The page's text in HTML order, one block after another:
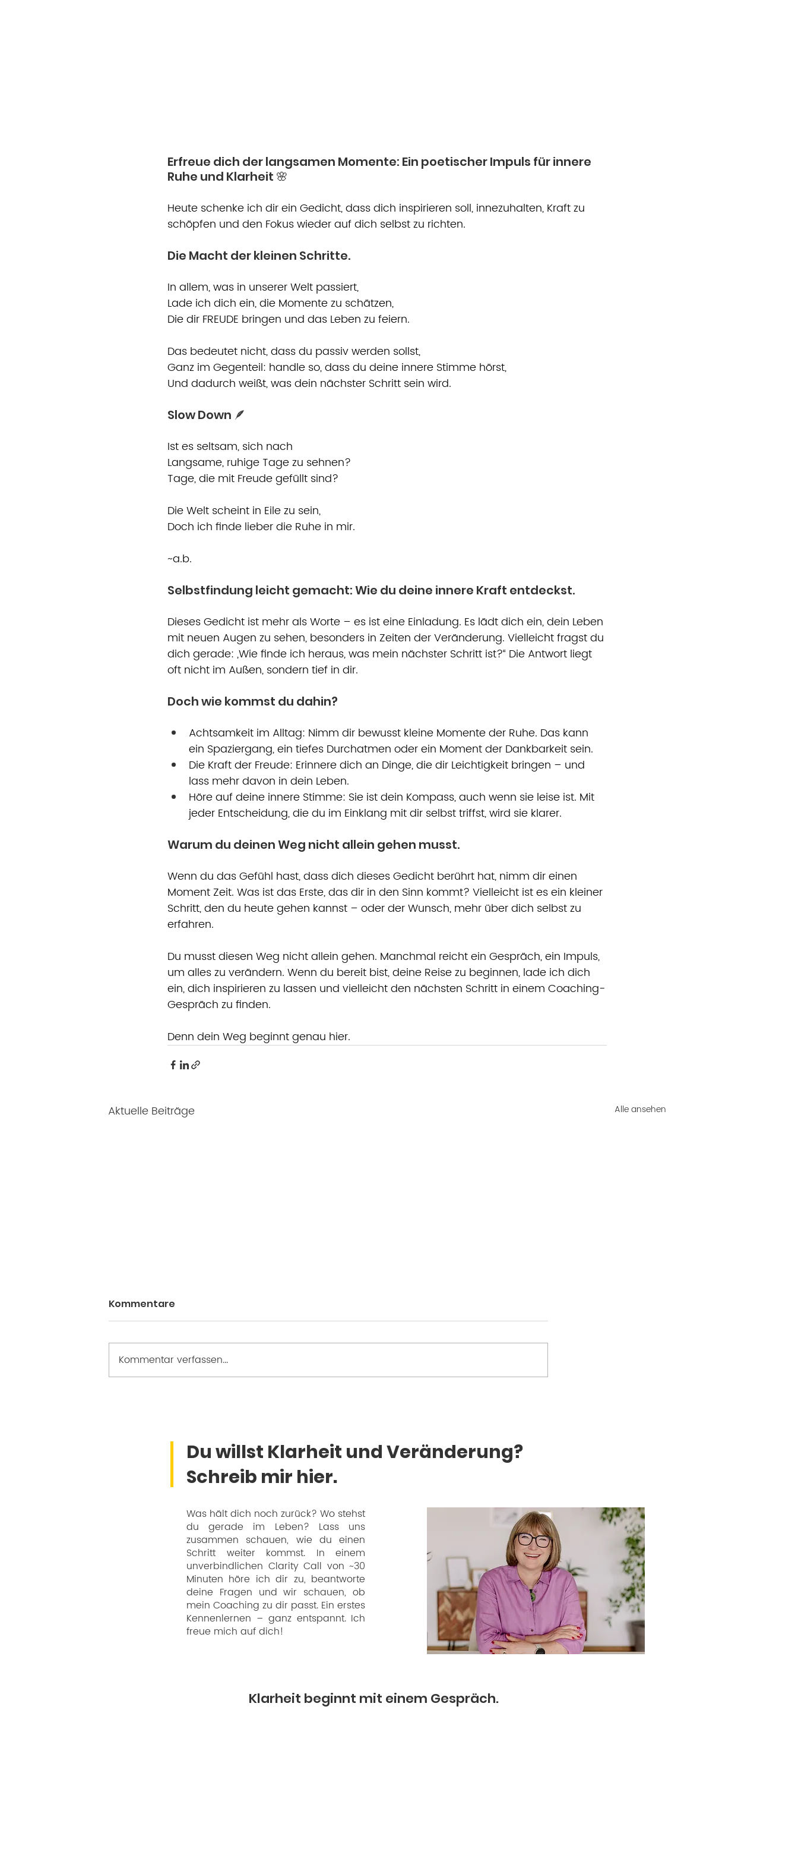
Erfreue dich der langsamen Momente: Ein poetischer Impuls für innere
Ruhe und Klarheit 🌸
Heute schenke ich dir ein Gedicht, dass dich inspirieren soll, innezuhalten, Kraft zu
schöpfen und den Fokus wieder auf dich selbst zu richten.
Die Macht der kleinen Schritte.
In allem, was in unserer Welt passiert,
Lade ich dich ein, die Momente zu schätzen,
Die dir FREUDE bringen und das Leben zu feiern.
Das bedeutet nicht, dass du passiv werden sollst,
Ganz im Gegenteil: handle so, dass du deine innere Stimme hörst,
Und dadurch weißt, was dein nächster Schritt sein wird.
Slow Down 🪶
Ist es seltsam, sich nach
Langsame, ruhige Tage zu sehnen?
Tage, die mit Freude gefüllt sind?
Die Welt scheint in Eile zu sein,
Doch ich finde lieber die Ruhe in mir.
~a.b.
Selbstfindung leicht gemacht: Wie du deine innere Kraft entdeckst.
Dieses Gedicht ist mehr als Worte – es ist eine Einladung. Es lädt dich ein, dein Leben
mit neuen Augen zu sehen, besonders in Zeiten der Veränderung. Vielleicht fragst du
dich gerade: „Wie finde ich heraus, was mein nächster Schritt ist?“ Die Antwort liegt
oft nicht im Außen, sondern tief in dir.
Doch wie kommst du dahin?
Achtsamkeit im Alltag: Nimm dir bewusst kleine Momente der Ruhe. Das kann
ein Spaziergang, ein tiefes Durchatmen oder ein Moment der Dankbarkeit sein.
Die Kraft der Freude: Erinnere dich an Dinge, die dir Leichtigkeit bringen – und
lass mehr davon in dein Leben.
Höre auf deine innere Stimme: Sie ist dein Kompass, auch wenn sie leise ist. Mit
jeder Entscheidung, die du im Einklang mit dir selbst triffst, wird sie klarer.
Warum du deinen Weg nicht allein gehen musst.
Wenn du das Gefühl hast, dass dich dieses Gedicht berührt hat, nimm dir einen
Moment Zeit. Was ist das Erste, das dir in den Sinn kommt? Vielleicht ist es ein kleiner
Schritt, den du heute gehen kannst – oder der Wunsch, mehr über dich selbst zu
erfahren.
Du musst diesen Weg nicht allein gehen. Manchmal reicht ein Gespräch, ein Impuls,
um alles zu verändern. Wenn du bereit bist, deine Reise zu beginnen, lade ich dich
ein, dich inspirieren zu lassen und vielleicht den nächsten Schritt in einem Coaching-
Gespräch zu finden.
Denn dein Weg beginnt genau hier.
Aktuelle Beiträge Alle ansehen
Kommentare
Kommentar verfassen...
Du willst Klarheit und Veränderung?
Schreib mir hier.
Was hält dich noch zurück? Wo stehst
du gerade im Leben? Lass uns
zusammen schauen, wie du einen
Schritt weiter kommst. In einem
unverbindlichen Clarity Call von ~30
Minuten höre ich dir zu, beantworte
deine Fragen und wir schauen, ob
mein Coaching zu dir passt. Ein erstes
Kennenlernen – ganz entspannt. Ich
freue mich auf dich!
Klarheit beginnt mit einem Gespräch.